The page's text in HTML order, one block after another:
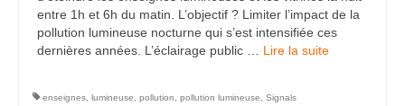
entre 1h et 6h du matin. L’objectif ? Limiter l’impact de la
pollution lumineuse nocturne qui s’est intensifiée ces
dernières années. L’éclairage public … Lire la suite­­
enseignes lumineuse pollution pollution lumineuse Signals